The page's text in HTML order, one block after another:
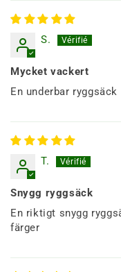
S.
Mycket vackert
En underbar ryggsäck
T.
Snygg ryggsäck
En riktigt snygg
färger